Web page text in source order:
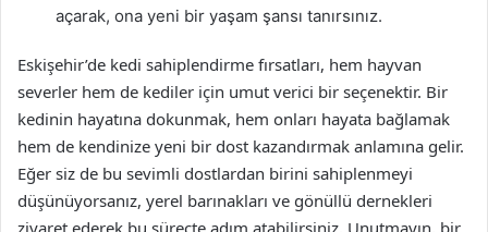
açarak, ona yeni bir yaşam şansı tanırsınız.
Eskişehir’de kedi sahiplendirme fırsatları, hem hayvan
severler hem de kediler için umut verici bir seçenektir. Bir
kedinin hayatına dokunmak, hem onları hayata bağlamak
hem de kendinize yeni bir dost kazandırmak anlamına gelir.
Eğer siz de bu sevimli dostlardan birini sahiplenmeyi
düşünüyorsanız, yerel barınakları ve gönüllü dernekleri
ziyaret ederek bu süreçte adım atabilirsiniz. Unutmayın, bir